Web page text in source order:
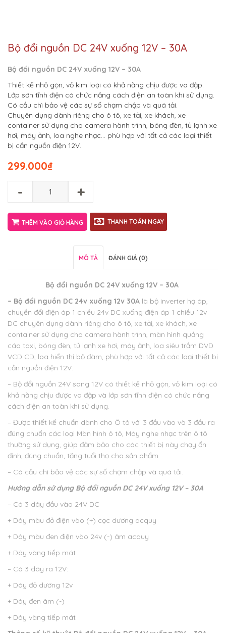
Bộ đổi nguồn DC 24V xuống 12V – 30A
Bộ đổi nguồn DC 24V xuống 12V – 30A
Thiết kế nhỏ gọn, vỏ kim loại có khả năng chịu được va đập.
Lớp sơn tĩnh điện có chức năng cách điện an toàn khi sử dụng.
Có cầu chì bảo vệ các sự số chạm chập và quá tải.
Chuyên dụng dành riêng cho ô tô, xe tải, xe khách, xe
container sử dụng cho camera hành trình, bóng đèn, tủ lạnh xe
hơi, máy ảnh, loa nghe nhạc… phù hợp với tất cả các loại thiết
bị cần nguồn điện 12V.
₫
299.000
- +
THÊM VÀO GIỎ HÀNG THANH TOÁN NGAY
MÔ TẢ ĐÁNH GIÁ (0)
Bộ đổi nguồn DC 24V xuống 12V – 30A
– Bộ đổi nguồn DC 24v xuống 12v 30A là bộ inverter hạ áp,
chuyển đổi điện áp 1 chiều 24v DC xuống điện áp 1 chiều 12v
DC chuyên dụng dành riêng cho ô tô, xe tải, xe khách, xe
container sử dụng cho camera hành trình, màn hình quảng
cáo taxi, bóng đèn, tủ lạnh xe hơi, máy ảnh, loa siêu trầm DVD
VCD CD, loa hiển thị bộ đàm, phù hợp với tất cả các loại thiết bị
cần nguồn điện 12V.
– Bộ đổi nguồn 24V sang 12V có thiết kế nhỏ gọn, vỏ kim loại có
khả năng chịu được va đập và lớp sơn tĩnh điện có chức năng
cách điện an toàn khi sử dụng.
– Được thiết kế chuẩn dành cho Ô tô với 3 đầu vào và 3 đầu ra
đúng chuẩn các loại Màn hình ô tô, Máy nghe nhạc trên ô tô
thường sử dụng, giúp đảm bảo cho các thiết bị này chạy ổn
định, đúng chuẩn, tăng tuổi thọ cho sản phẩm
– Có cầu chì bảo vệ các sự số chạm chập và quá tải.
Hướng dẫn sử dụng Bộ đổi nguồn DC 24V xuống 12V – 30A
– Có 3 dây đầu vào 24V DC
+ Dây màu đỏ điện vào (+) cọc dương acquy
+ Dây màu đen điện vào 24v (-) âm acquy
+ Dây vàng tiếp mát
– Có 3 dây ra 12V:
+ Dây đỏ dương 12v
+ Dây đen âm (-)
+ Dây vàng tiếp mát